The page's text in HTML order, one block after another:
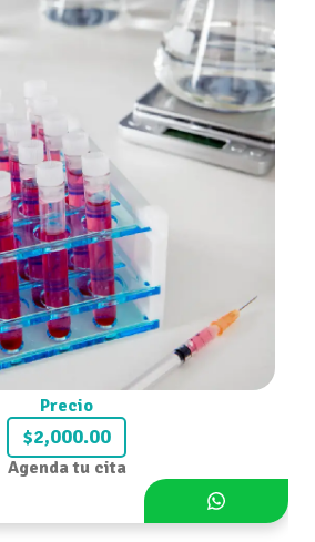
Precio
$2,000.00
Agenda tu cita